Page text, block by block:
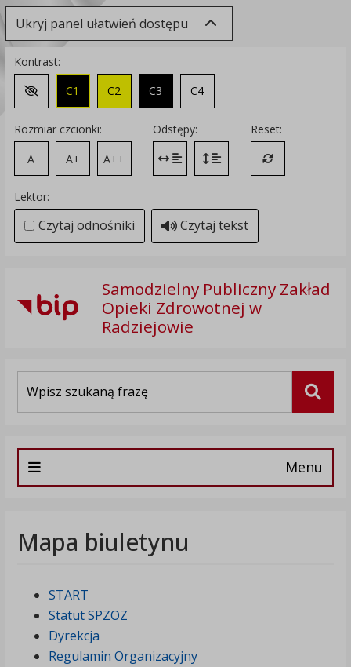
Ukryj panel ułatwień dostępu
Kontrast:
Zmień kontrast na domyślny
C1 C2 C3 C4
Rozmiar czcionki:
A
A+ A++
Odstępy:
Zmień odstęp między literami
Zmień interlinię i margines
Reset:
Przywróć
Lektor:
Czytaj odnośniki Czytaj tekst
Samodzielny Publiczny Zakład
Opieki Zdrowotnej w
Radziejowie
Menu
Mapa biuletynu
START
Statut SPZOZ
Dyrekcja
Regulamin Organizacyjny